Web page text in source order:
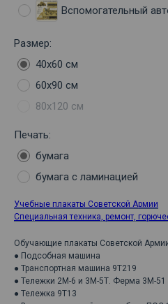
Вспомогательный
Размер:
40х60 см
60х90 см
80х120 см
Печать:
бумага
бумага с ламинацией
Учебные плакаты Советской Армии
Специальная техника, ремонт,
Обучающие плакаты Советской
● Подсобная машина
● Транспортная машина 9Т219
● Тележки 2М-6 и 3М-5Т. Ферма 3М-51
● Тележка 9Т13